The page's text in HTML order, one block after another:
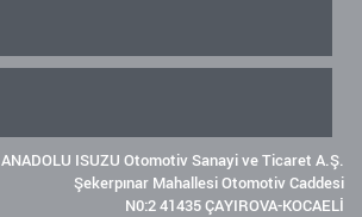
ANADOLU ISUZU Otomotiv Sanayi ve Ticaret A.Ş.
Şekerpınar Mahallesi Otomotiv Caddesi
N0:2 41435 ÇAYIROVA-KOCAELİ